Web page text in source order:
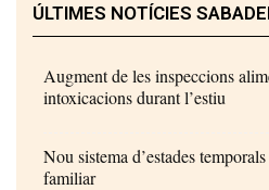
ÚLTIMES NOTÍCIES
Augment de les inspeccions
intoxicacions durant l’estiu
Nou sistema d’estades
familiar